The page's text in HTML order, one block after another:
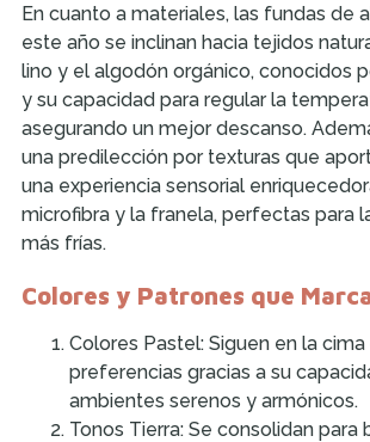
En cuanto a materiales, las fundas de
este año se inclinan hacia tejidos
lino y el algodón orgánico, conocidos
y su capacidad para regular la
asegurando un mejor descanso.
una predilección por texturas que
una experiencia sensorial
microfibra y la franela, perfectas para
más frías.
Colores y Patrones que
Colores Pastel: Siguen en la cima
preferencias gracias a su
ambientes serenos y armónicos.
Tonos Tierra: Se consolidan para